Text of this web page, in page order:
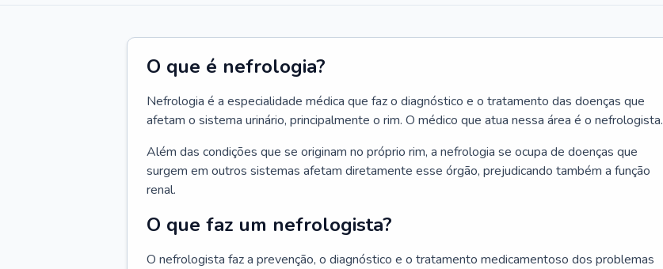
O que é nefrologia?
Nefrologia é a especialidade médica que faz o diagnóstico e o tratamento das doenças que
afetam o sistema urinário, principalmente o rim. O médico que atua nessa área é o nefrologista.
Além das condições que se originam no próprio rim, a nefrologia se ocupa de doenças que
surgem em outros sistemas afetam diretamente esse órgão, prejudicando também a função
renal.
O que faz um nefrologista?
O nefrologista faz a prevenção, o diagnóstico e o tratamento medicamentoso dos problemas